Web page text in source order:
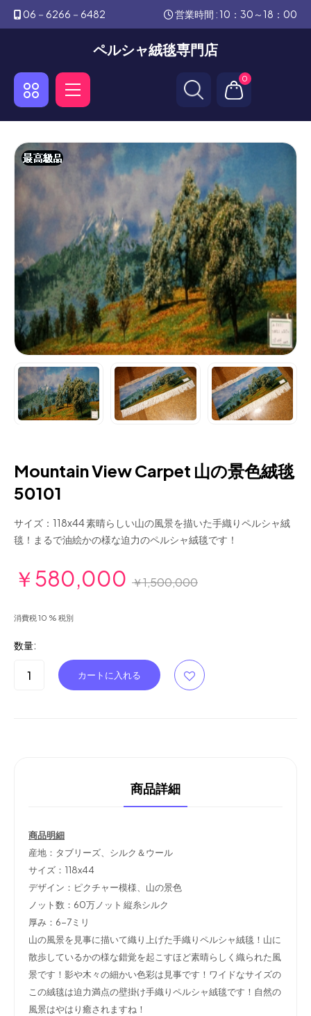
06－6266－6482 営業時間 : 10：30～18：00
ペルシャ絨毯専門店
0
Mountain View Carpet 山の景色絨毯
50101
サイズ：118x44 素晴らしい山の風景を描いた手織りペルシャ絨
毯！まるで油絵かの様な迫力のペルシャ絨毯です！
￥580,000 ￥1,500,000
消費税 10 % 税別
数量:
商品詳細
商品明細
産地：タブリーズ、シルク＆ウール
サイズ：118x44
デザイン：ピクチャー模様、山の景色
ノット数：60万ノット 縦糸シルク
厚み：6-7ミリ
山の風景を見事に描いて織り上げた手織りペルシャ絨毯！山に
散歩しているかの様な錯覚を起こすほど素晴らしく織られた風
景です！影や木々の細かい色彩は見事です！ワイドなサイズの
この絨毯は迫力満点の壁掛け手織りペルシャ絨毯です！自然の
風景はやはり癒されますね！